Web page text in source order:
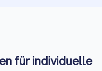
für individuelle